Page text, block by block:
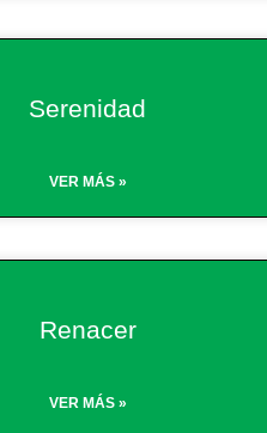
Serenidad
VER MÁS »
Renacer
VER MÁS »